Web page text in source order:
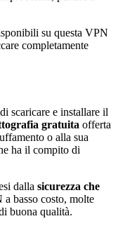
su questa VPN
completamente
scaricare e installare il
gratuita offerta
o alla sua
ha il compito di
dalla sicurezza che
a basso costo, molte
buona qualità.